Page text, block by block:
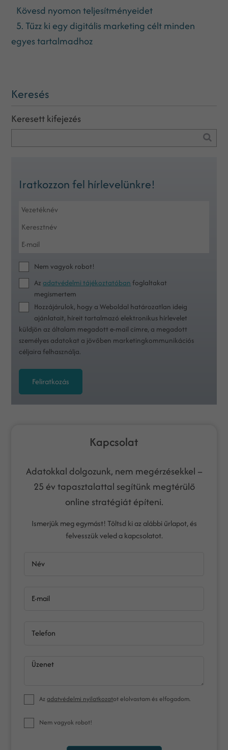
Kövesd nyomon teljesítményeidet
5. Tűzz ki egy digitális marketing célt minden
egyes tartalmadhoz
Keresés
Keresett kifejezés
Iratkozzon fel hírlevelünkre!
Nem vagyok robot!
Azadatvédelmi tájékoztatóban foglaltakat
megismertem
Hozzájárulok, hogy a Weboldal határozatlan ideig
ajánlatait, híreit tartalmazó elektronikus hírlevelet
küldjön az általam megadott e-mail címre, a megadott
személyes adatokat a jövőben marketingkommunikációs
céljaira felhasználja.
Feliratkozás
Kapcsolat
Adatokkal dolgozunk, nem megérzésekkel –
25 év tapasztalattal segítünk megtérülő
online stratégiát építeni.
Ismerjük meg egymást! Töltsd ki az alábbi űrlapot, és
felvesszük veled a kapcsolatot.
Név
E-mail
Telefon
Üzenet
Azadatvédelmi nyilatkozatot elolvastam és elfogadom.
Nem vagyok robot!